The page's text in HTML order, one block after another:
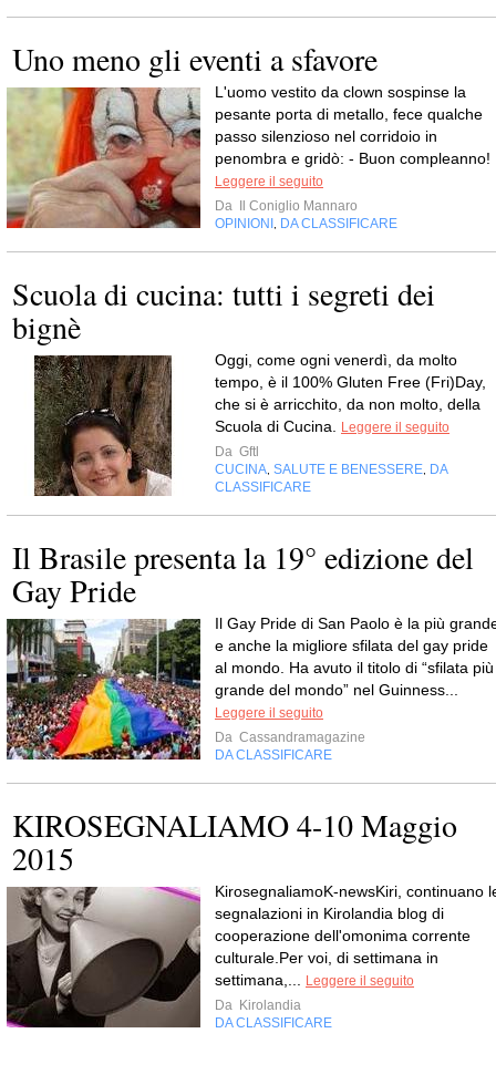
Uno meno gli eventi a sfavore
L'uomo vestito da clown sospinse la
pesante porta di metallo, fece qualche
passo silenzioso nel corridoio in
penombra e gridò: - Buon compleanno!
Leggere il seguito
Da
Il Coniglio Mannaro
OPINIONI
DA CLASSIFICARE
Scuola di cucina: tutti i segreti dei
bignè
Oggi, come ogni venerdì, da molto
tempo, è il 100% Gluten Free (Fri)Day,
che si è arricchito, da non molto, della
Scuola di Cucina.
Leggere il seguito
Da Gftl
CUCINA SALUTE E BENESSERE DA
CLASSIFICARE
Il Brasile presenta la 19° edizione del
Gay Pride
Il Gay Pride di San Paolo è la più
e anche la migliore sfilata del gay pride
al mondo. Ha avuto il titolo di “sfilata più
grande del mondo” nel Guinness...
Leggere il seguito
Da Cassandramagazine
DA CLASSIFICARE
KIROSEGNALIAMO 4-10 Maggio
2015
KirosegnaliamoK-newsKiri, continuano
segnalazioni in Kirolandia blog di
cooperazione dell'omonima corrente
culturale.Per voi, di settimana in
settimana,...
Leggere il seguito
Da Kirolandia
DA CLASSIFICARE